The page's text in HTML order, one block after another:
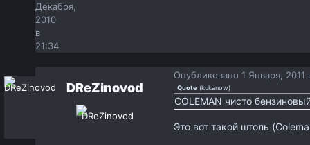
Декабря,
2010
в
21:34
DReZinovod
Опубликовано1 Января, 2011
Quote (kukanow)
COLEMAN чисто
Это вот такой штоль